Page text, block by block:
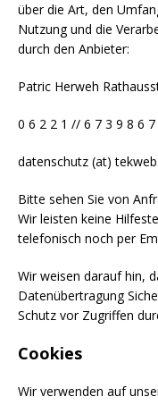
über die Art, den
Nutzung und die
durch den Anbieter:
Patric Herweh
0 6 2 2 1 // 6 7 3 9 8 6 7
datenschutz (at)
Bitte sehen Sie von
Wir leisten keine
telefonisch noch per
Wir weisen darauf hin,
Datenübertragung
Schutz vor Zugriffen
Cookies
Wir verwenden auf